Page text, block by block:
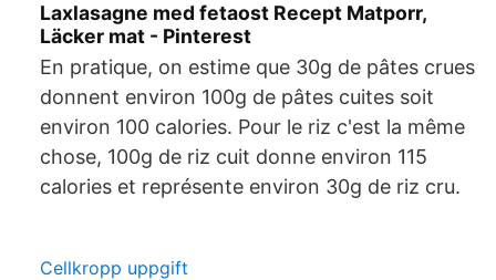
Laxlasagne med fetaost Recept Matporr,
Läcker mat - Pinterest
En pratique, on estime que 30g de pâtes crues
donnent environ 100g de pâtes cuites soit
environ 100 calories. Pour le riz c'est la même
chose, 100g de riz cuit donne environ 115
calories et représente environ 30g de riz cru.
Cellkropp uppgift